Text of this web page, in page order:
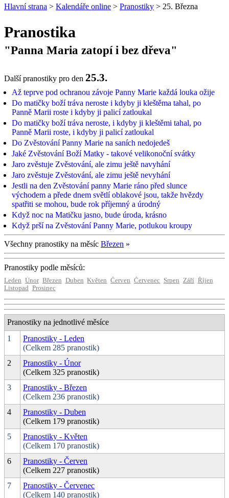
Hlavní strana > Kalendáře online > Pranostiky > 25. Března
Pranostika
"Panna Maria zatopí i bez dřeva"
Další pranostiky pro den 25.3.
Až teprve pod ochranou závoje Panny Marie každá louka ožije
Do matičky boží tráva neroste i kdyby ji kleštěma tahal, po
Panně Marii roste i kdyby ji palicí zatloukal
Do matičky boží tráva neroste, i kdyby ji kleštěmi tahal, po
Panně Marii roste, i kdyby ji palicí zatloukal
Do Zvěstování Panny Marie na saních nedojedeš
Jaké Zvěstování Boží Matky - takové velikonoční svátky
Jaro zvěstuje Zvěstování, ale zimu ještě navyhání
Jaro zvěstuje Zvěstování, ale zimu ještě nevyhání
Jestli na den Zvěstování panny Marie ráno před slunce
východem a přede dnem světlí oblakové jsou, takže hvězdy
spatřiti se mohou, bude rok příjemný a úrodný
Když noc na Matičku jasno, bude úroda, krásno
Když prší na Zvěstování Panny Marie, potlukou kroupy
Všechny pranostiky na měsíc Březen »
Pranostiky podle měsíců:
Leden Únor Březen Duben Květen Červen Červenec Srpen Září Říjen
Listopad Prosinec
Pranostiky na jednotlivé měsíce
1
Pranostiky - Leden
(Celkem 285 pranostik)
2
Pranostiky - Únor
(Celkem 325 pranostik)
3
Pranostiky - Březen
(Celkem 236 pranostik)
4
Pranostiky - Duben
(Celkem 179 pranostik)
5
Pranostiky - Květen
(Celkem 170 pranostik)
6
Pranostiky - Červen
(Celkem 227 pranostik)
7
Pranostiky - Červenec
(Celkem 140 pranostik)